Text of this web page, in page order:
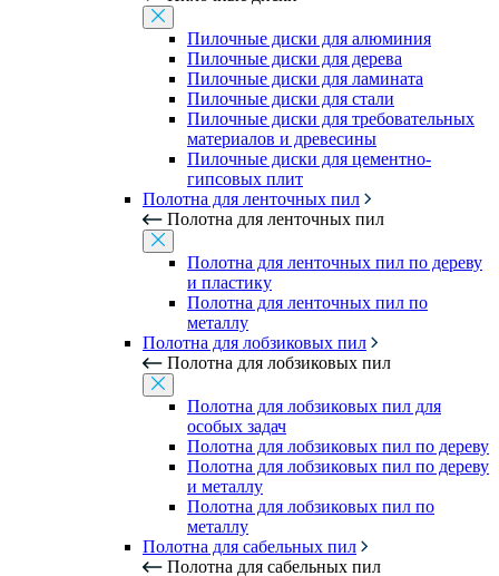
Пилочные диски для алюминия
Пилочные диски для дерева
Пилочные диски для ламината
Пилочные диски для стали
Пилочные диски для требовательных
материалов и древесины
Пилочные диски для цементно-
гипсовых плит
Полотна для ленточных пил
Полотна для ленточных пил
Полотна для ленточных пил по дереву
и пластику
Полотна для ленточных пил по
металлу
Полотна для лобзиковых пил
Полотна для лобзиковых пил
Полотна для лобзиковых пил для
особых задач
Полотна для лобзиковых пил по дереву
Полотна для лобзиковых пил по дереву
и металлу
Полотна для лобзиковых пил по
металлу
Полотна для сабельных пил
Полотна для сабельных пил